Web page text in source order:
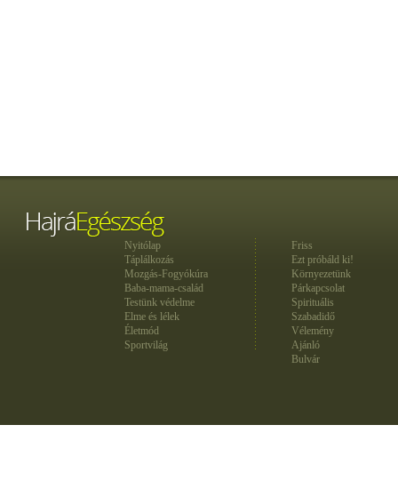
Nyitólap
Táplálkozás
Mozgás-Fogyókúra
Baba-mama-család
Testünk védelme
Elme és lélek
Életmód
Sportvilág
Friss
Ezt próbáld ki!
Környezetünk
Párkapcsolat
Spirituális
Szabadidő
Vélemény
Ajánló
Bulvár